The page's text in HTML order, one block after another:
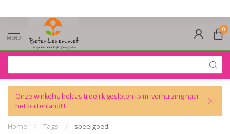
MENU
0
Onze winkel is helaas tijdelijk gesloten i.v.m. verhuizing naar
het buitenland!!!
Home / Tags / speelgoed